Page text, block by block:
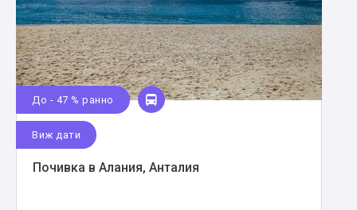
До - 47 % ранно
Виж дати
Почивка в Алания, Анталия